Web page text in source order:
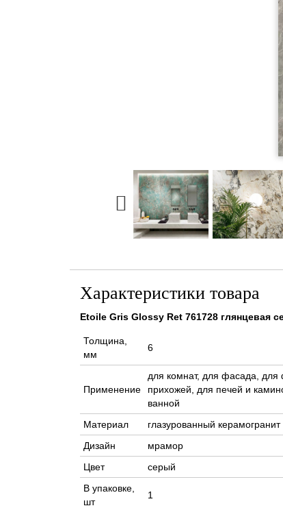
Характеристики товара
Etoile Gris Glossy Ret 761728 глянцевая
Толщина,
мм
6
Применение
для комнат, для фасада, для
прихожей, для печей и
ванной
Материал
глазурованный керамогранит
Дизайн
мрамор
Цвет
серый
В упаковке,
шт
1